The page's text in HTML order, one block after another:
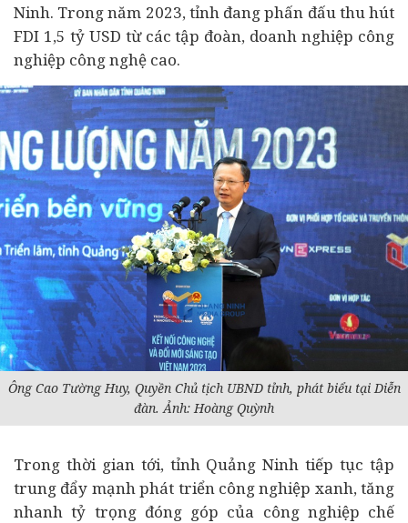
Ninh. Trong năm 2023, tỉnh đang phấn đấu thu hút
FDI 1,5 tỷ USD từ các tập đoàn, doanh nghiệp công
nghiệp công nghệ cao.
Ông Cao Tường Huy, Quyền Chủ tịch UBND tỉnh, phát biểu tại Diễn
đàn. Ảnh: Hoàng Quỳnh
Trong thời gian tới, tỉnh Quảng Ninh tiếp tục tập
trung đẩy mạnh phát triển công nghiệp xanh, tăng
nhanh tỷ trọng đóng góp của công nghiệp chế